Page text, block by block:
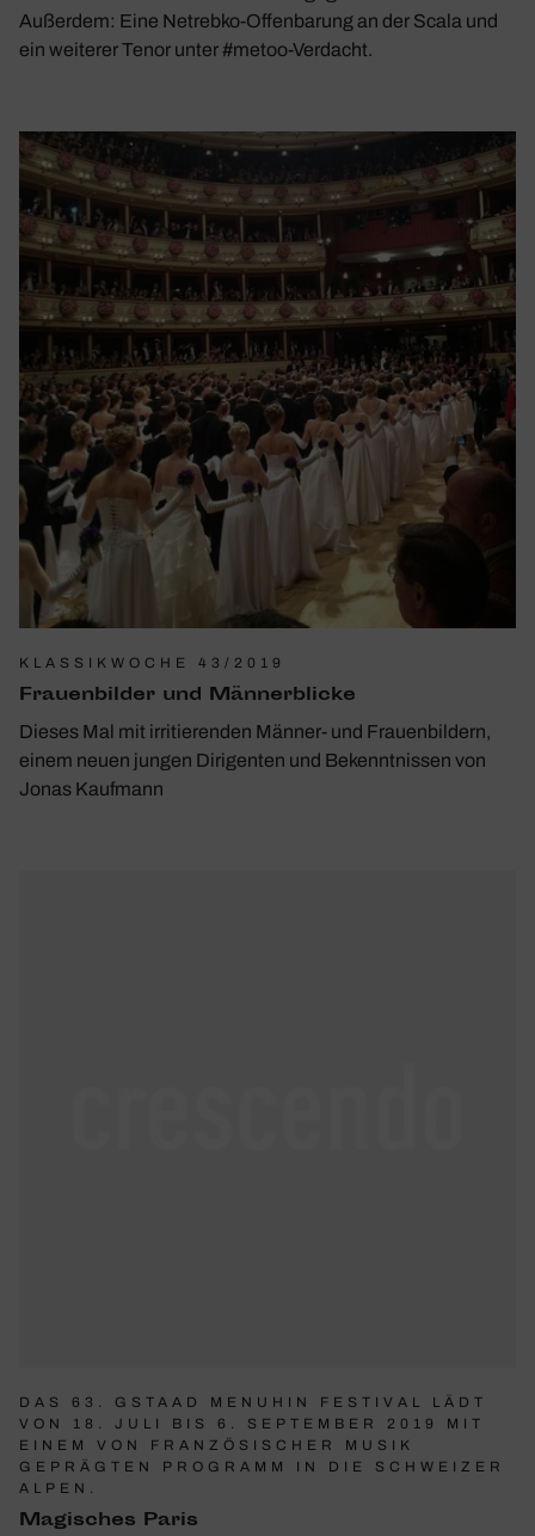
Außerdem: Eine Netrebko-Offen­ba­rung an der Scala und
ein weiterer Tenor unter #metoo-Verdacht.
KLASSIKWOCHE 43/2019
Frau­en­bilder und Männer­blicke
Dieses Mal mit irritierenden Männer- und Frauenbildern,
einem neuen jungen Dirigenten und Bekenntnissen von
Jonas Kaufmann
DAS 63. GSTAAD MENUHIN FESTIVAL LÄDT
VON 18. JULI BIS 6. SEPTEMBER 2019 MIT
EINEM VON FRANZÖSISCHER MUSIK
GEPRÄGTEN PROGRAMM IN DIE SCHWEIZER
ALPEN.
Magi­sches Paris